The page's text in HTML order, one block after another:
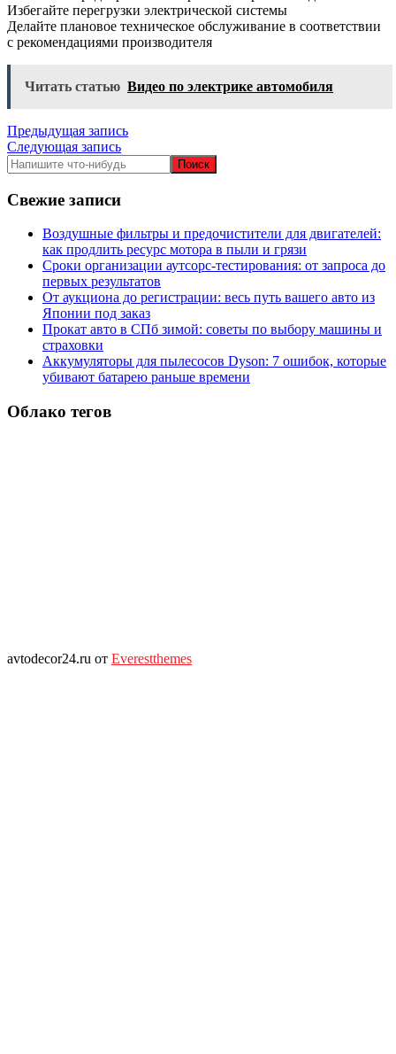
Избегайте перегрузки электрической системы
Делайте плановое техническое обслуживание в соответствии
с рекомендациями производителя
Читать статью Видео по электрике автомобиля
Навигация
по
записям
Предыдущая запись
Следующая запись
Свежие записи
Воздушные фильтры и предочистители для двигателей:
как продлить ресурс мотора в пыли и грязи
Сроки организации аутсорс‑тестирования: от запроса до
первых результатов
От аукциона до регистрации: весь путь вашего авто из
Японии под заказ
Прокат авто в СПб зимой: советы по выбору машины и
страховки
Аккумуляторы для пылесосов Dyson: 7 ошибок, которые
убивают батарею раньше времени
Облако тегов
avtodecor24.ru от Everestthemes